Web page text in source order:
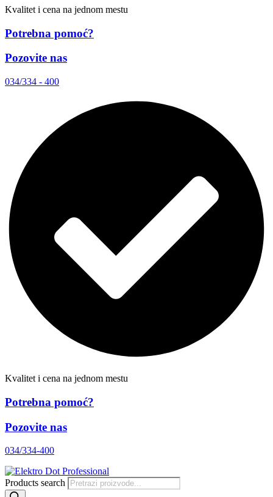
Kvalitet i cena na jednom mestu
Potrebna pomoć?
Pozovite nas
034/334 - 400
Kvalitet i cena na jednom mestu
Potrebna pomoć?
Pozovite nas
034/334-400
Products search